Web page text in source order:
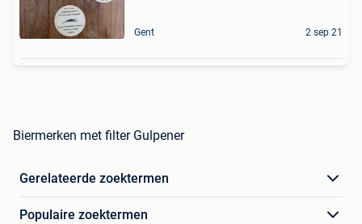
Gent 2 sep 21
Biermerken met filter Gulpener
Gerelateerde zoektermen
Populaire zoektermen